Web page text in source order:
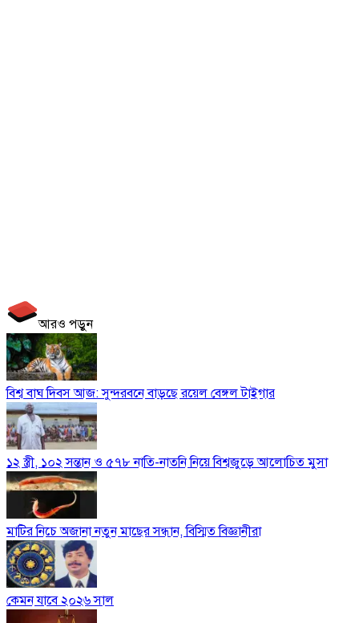
আরও পড়ুন
বিশ্ব বাঘ দিবস আজ: সুন্দরবনে বাড়ছে রয়েল বেঙ্গল টাইগার
১২ স্ত্রী, ১০২ সন্তান ও ৫৭৮ নাতি-নাতনি নিয়ে বিশ্বজুড়ে আলোচিত মুসা
মাটির নিচে অজানা নতুন মাছের সন্ধান, বিস্মিত বিজ্ঞানীরা
কেমন যাবে ২০২৬ সাল